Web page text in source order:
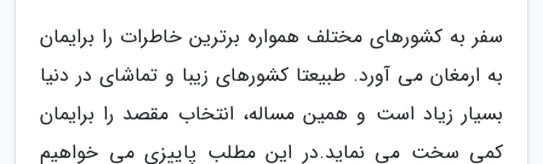
سفر به کشورهای مختلف همواره برترین خاطرات را برایمان
به ارمغان می آورد. طبیعتا کشورهای زیبا و تماشای در دنیا
بسیار زیاد است و همین مساله، انتخاب مقصد را برایمان
کمی سخت می نماید.در این مطلب پاییزی می خواهیم